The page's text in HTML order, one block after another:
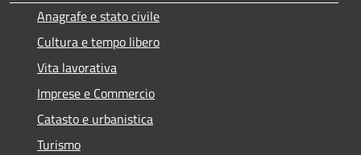
Anagrafe e stato civile
Cultura e tempo libero
Vita lavorativa
Imprese e Commercio
Catasto e urbanistica
Turismo